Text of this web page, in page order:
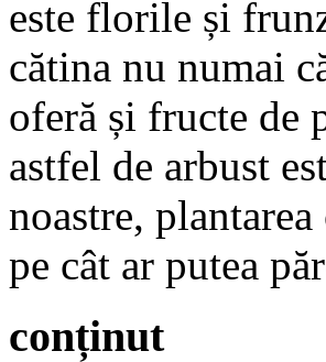
este florile și
cătina nu numai
oferă și fructe de
astfel de arbust
noastre,
pe cât ar putea
conținut